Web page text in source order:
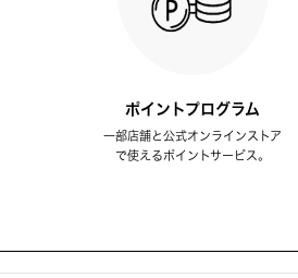
ポイントプログラム
一部店舗と公式オンラインストア
で使えるポイントサービス。